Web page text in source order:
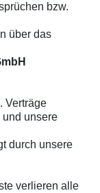
bzw.
über das
Verträge
und unsere
durch unsere
verlieren alle